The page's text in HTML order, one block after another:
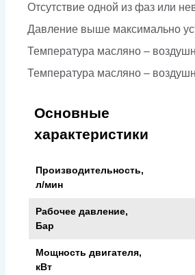
Отсутствие одной из фаз или
Давление выше максимально
Температура масляно –
Температура масляно –
Основные
характеристики
Производительность,
л/мин
Рабочее давление,
Бар
Мощность двигателя,
кВт